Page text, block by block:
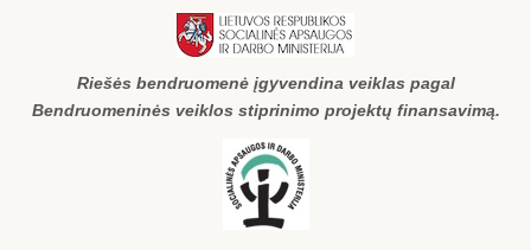
Riešės bendruomenė įgyvendina veiklas pagal
Bendruomeninės veiklos stiprinimo projektų finansavimą.